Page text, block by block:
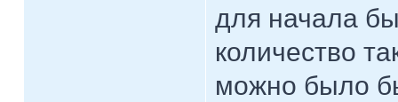
для начала
количество
можно было